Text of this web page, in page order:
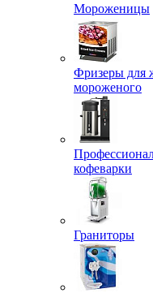
Мороженицы
Фризеры для
мороженого
кофеварки
Граниторы